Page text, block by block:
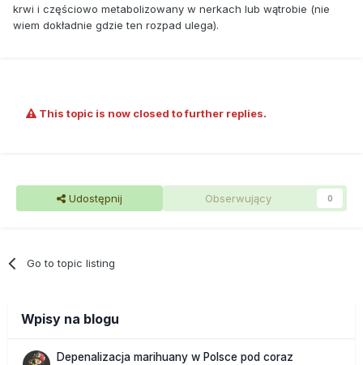
krwi i częściowo metabolizowany w nerkach lub wątrobie (nie
wiem dokładnie gdzie ten rozpad ulega).
This topic is now closed to further replies.
Udostępnij Obserwujący 0
Go to topic listing
Wpisy na blogu
Depenalizacja marihuany w Polsce pod coraz